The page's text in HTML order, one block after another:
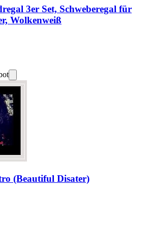
3er Set, Schweberegal für
Wolkenweiß
(Beautiful Disater)